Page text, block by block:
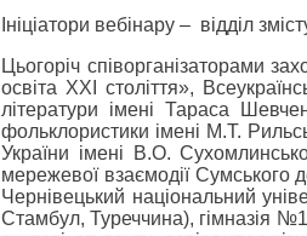
Ініціатори вебінару – відділ
Цьогоріч співорганізаторами
освіта ХХІ століття»,
літератури імені Тараса
фольклористики імені М.Т.
України імені В.О.
мережевої взаємодії Сумського
Чернівецький національний
Стамбул, Туреччина), гімназія